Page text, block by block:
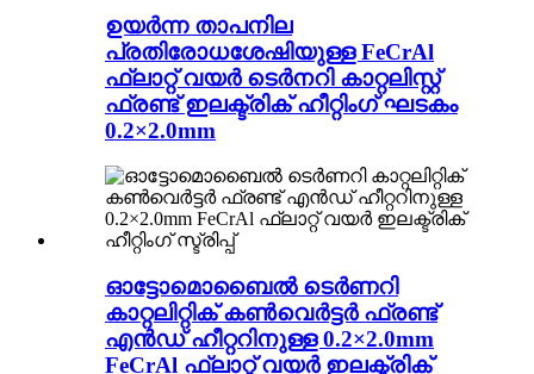
ഉയർന്ന താപനില
പ്രതിരോധശേഷിയുള്ള FeCrAl
ഫ്ലാറ്റ് വയർ ടെർനറി കാറ്റലിസ്റ്റ്
ഫ്രണ്ട് ഇലക്ട്രിക് ഹീറ്റിംഗ് ഘടകം
0.2×2.0mm
ഓട്ടോമൊബൈൽ ടെർണറി
കാറ്റലിറ്റിക് കൺവെർട്ടർ ഫ്രണ്ട്
എൻഡ് ഹീറ്ററിനുള്ള 0.2×2.0mm
FeCrAl ഫ്ലാറ്റ് വയർ ഇലക്ട്രിക്